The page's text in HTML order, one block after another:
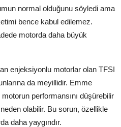
normal olduğunu söyledi ama
bence kabul edilemez.
motorda daha büyük
enjeksiyonlu motorlar olan TFSI
da meyillidir. Emme
performansını düşürebilir
olabilir. Bu sorun, özellikle
daha yaygındır.